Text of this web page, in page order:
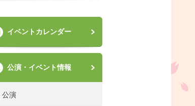
イベントカレンダー
公演・イベント情報
公演